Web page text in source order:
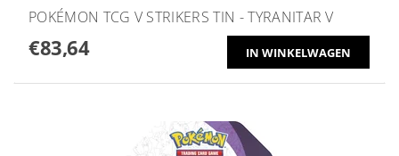
POKÉMON TCG V STRIKERS TIN - TYRANITAR V
€83,64